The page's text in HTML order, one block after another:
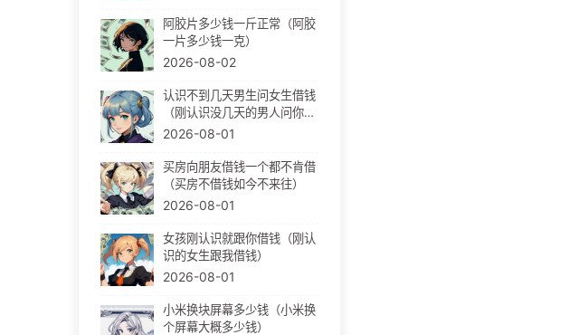
阿胶片多少钱一斤正常（阿胶
一片多少钱一克）
2026-08-02
认识不到几天男生问女生借钱
（刚认识没几天的男人问你借
钱）
2026-08-01
买房向朋友借钱一个都不肯借
（买房不借钱如今不来往）
2026-08-01
女孩刚认识就跟你借钱（刚认
识的女生跟我借钱）
2026-08-01
小米换块屏幕多少钱（小米换
个屏幕大概多少钱）